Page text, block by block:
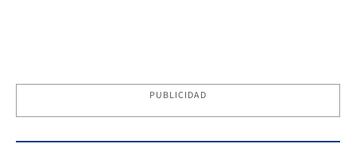
PUBLICIDAD